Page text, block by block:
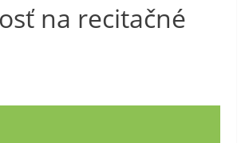
na recitačné